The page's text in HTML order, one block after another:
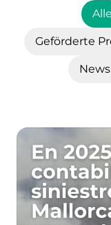
Alle
Geförderte